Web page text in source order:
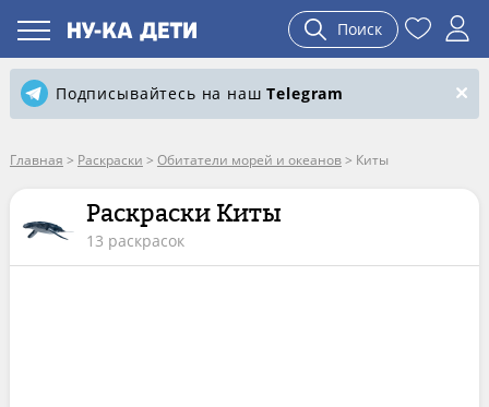
Поиск
Подписывайтесь на нашTelegram
Главная > Раскраски > Обитатели морей и океанов> Киты
Раскраски Киты
13 раскрасок